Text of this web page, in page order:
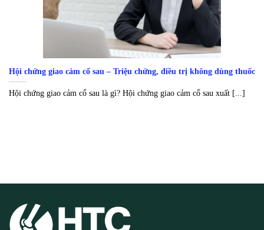
Hội chứng giao cảm cổ sau – Triệu chứng, điều trị không dùng thuốc
Hội chứng giao cảm cổ sau là gì? Hội chứng giao cảm cổ sau xuất [...]